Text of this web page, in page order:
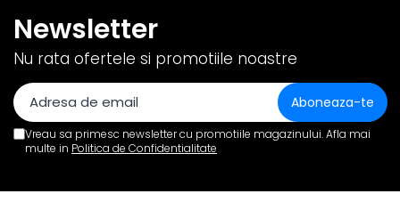
Newsletter
Nu rata ofertele si promotiile noastre
Vreau sa primesc newsletter cu promotiile magazinului. Afla mai
multe in Politica de Confidentialitate